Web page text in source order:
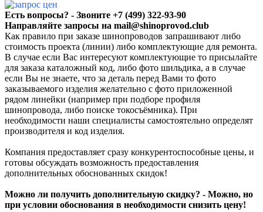
Есть вопросы? - Звоните +7 (499) 322-93-90
Направляйте запросы на mail@shinoprovod.club
Как правило при заказе шинопроводов запрашивают либо
стоимость проекта (линии) либо комплектующие для ремонта.
В случае если Вас интересуют комплектующие то присылайте
для заказа каталожный код, либо фото шильдика, а в случае
если Вы не знаете, что за деталь перед Вами то фото
заказываемого изделия желательно с фото приложенной
рядом линейки (например при подборе профиля
шинопровода, либо поиске токосъёмника). При
необходимости наши специалисты самостоятельно определят
производителя и код изделия.
Компания предоставляет сразу конкурентоспособные цены, и
готовы обсуждать возможность предоставления
дополнительных обоснованных скидок!
Можно ли получить дополнительную скидку? - Можно, но
при условии обоснования в необходимости снизить цену!